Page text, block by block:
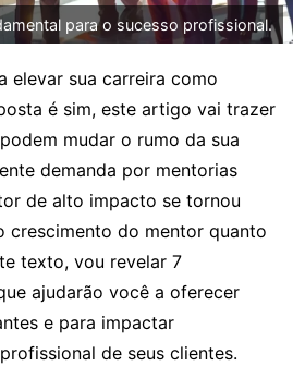
para o sucesso profissional.
elevar sua carreira como
é sim, este artigo vai trazer
mudar o rumo da sua
demanda por mentorias
de alto impacto se tornou
crescimento do mentor quanto
texto, vou revelar 7
ajudarão você a oferecer
e para impactar
de seus clientes.